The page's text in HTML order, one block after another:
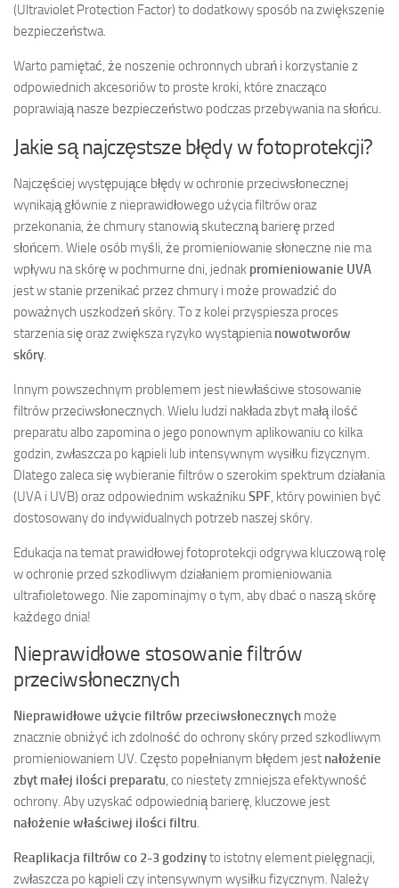
(Ultraviolet Protection Factor) to dodatkowy sposób na zwiększenie
bezpieczeństwa.
Warto pamiętać, że noszenie ochronnych ubrań i korzystanie z
odpowiednich akcesoriów to proste kroki, które znacząco
poprawiają nasze bezpieczeństwo podczas przebywania na słońcu.
Jakie są najczęstsze błędy w fotoprotekcji?
Najczęściej występujące błędy w ochronie przeciwsłonecznej
wynikają głównie z nieprawidłowego użycia filtrów oraz
przekonania, że chmury stanowią skuteczną barierę przed
słońcem. Wiele osób myśli, że promieniowanie słoneczne nie ma
wpływu na skórę w pochmurne dni, jednak promieniowanie UVA
jest w stanie przenikać przez chmury i może prowadzić do
poważnych uszkodzeń skóry. To z kolei przyspiesza proces
starzenia się oraz zwiększa ryzyko wystąpienianowotworów
skóry.
Innym powszechnym problemem jest niewłaściwe stosowanie
filtrów przeciwsłonecznych. Wielu ludzi nakłada zbyt małą ilość
preparatu albo zapomina o jego ponownym aplikowaniu co kilka
godzin, zwłaszcza po kąpieli lub intensywnym wysiłku fizycznym.
Dlatego zaleca się wybieranie filtrów o szerokim spektrum działania
(UVA i UVB) oraz odpowiednim wskaźniku SPF, który powinien być
dostosowany do indywidualnych potrzeb naszej skóry.
Edukacja na temat prawidłowej fotoprotekcji odgrywa kluczową rolę
w ochronie przed szkodliwym działaniem promieniowania
ultrafioletowego. Nie zapominajmy o tym, aby dbać o naszą skórę
każdego dnia!
Nieprawidłowe stosowanie filtrów
przeciwsłonecznych
Nieprawidłowe użycie filtrów przeciwsłonecznych może
znacznie obniżyć ich zdolność do ochrony skóry przed szkodliwym
promieniowaniem UV. Często popełnianym błędem jest nałożenie
zbyt małej ilości preparatu, co niestety zmniejsza efektywność
ochrony. Aby uzyskać odpowiednią barierę, kluczowe jest
nałożenie właściwej ilości filtru.
Reaplikacja filtrów co 2-3 godzinyto istotny element pielęgnacji,
zwłaszcza po kąpieli czy intensywnym wysiłku fizycznym. Należy